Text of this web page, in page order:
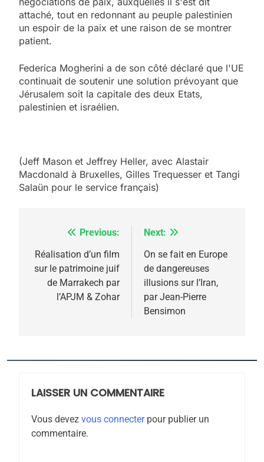
attaché, tout en redonnant au peuple palestinien
un espoir de la paix et une raison de se montrer
patient.
Federica Mogherini a de son côté déclaré que l'UE
continuait de soutenir une solution prévoyant que
Jérusalem soit la capitale des deux Etats,
palestinien et israélien.
(Jeff Mason et Jeffrey Heller, avec Alastair
Macdonald à Bruxelles, Gilles Trequesser et Tangi
Salaün pour le service français)
Navigation
de
l’article
Previous:
Réalisation d’un film
sur le patrimoine juif
de Marrakech par
l’APJM & Zohar
Next:
On se fait en Europe
de dangereuses
illusions sur l’Iran,
par Jean-Pierre
Bensimon
LAISSER UN COMMENTAIRE
Vous devez vous connecterpour publier un
commentaire.
5
2025, l’année la plus
meurtrière selon le
l’antisémitisme
FIÈRE, DIGNE ET RÉSILIENTE :
POURQUOI JE REVENDIQUE
MA JUDAÏTE par Thérèse
Zrihen-Dvir
ISRAÉL JUDAISME
JUDAISME
8
Tafraout, le miel de Tadla